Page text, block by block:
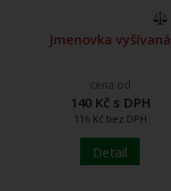
Jmenovka vyšívaná
cena od
140 Kč s DPH
116 Kč bez DPH
Detail